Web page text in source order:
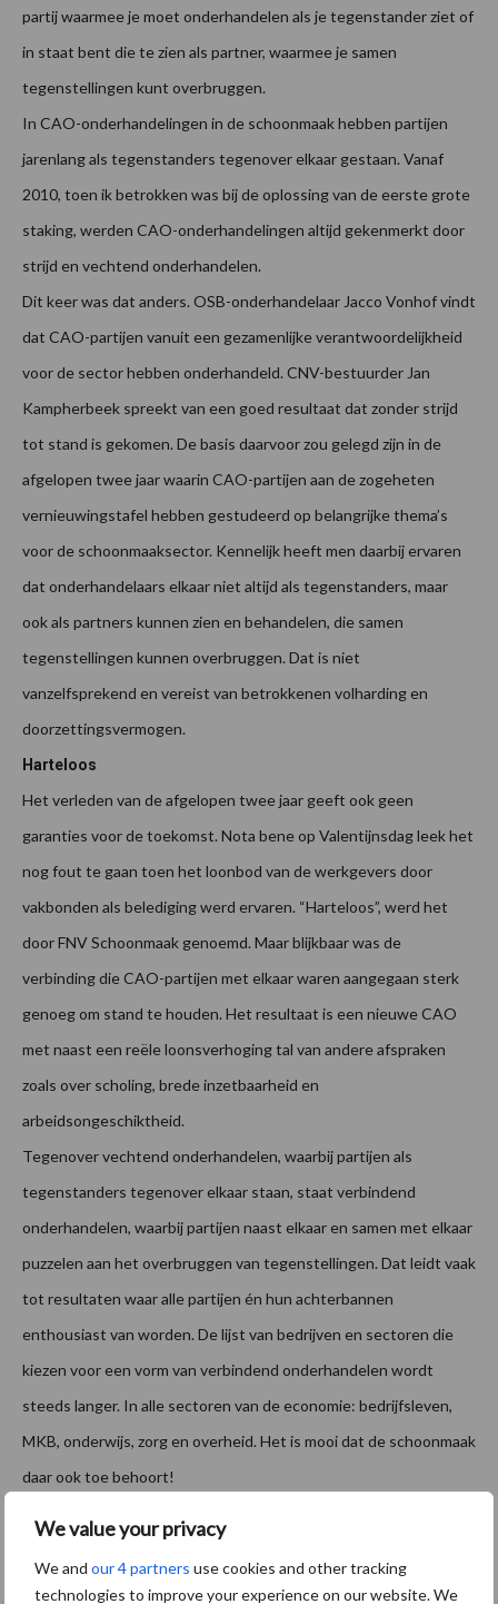
We value your privacy
We and our 4 partners use cookies and other tracking
technologies to improve your experience on our website. We
partij waarmee je moet onderhandelen als je tegenstander ziet of
in staat bent die te zien als partner, waarmee je samen
tegenstellingen kunt overbruggen.
In CAO-onderhandelingen in de schoonmaak hebben partijen
jarenlang als tegenstanders tegenover elkaar gestaan. Vanaf
2010, toen ik betrokken was bij de oplossing van de eerste grote
staking, werden CAO-onderhandelingen altijd gekenmerkt door
strijd en vechtend onderhandelen.
Dit keer was dat anders. OSB-onderhandelaar Jacco Vonhof vindt
dat CAO-partijen vanuit een gezamenlijke verantwoordelijkheid
voor de sector hebben onderhandeld. CNV-bestuurder Jan
Kampherbeek spreekt van een goed resultaat dat zonder strijd
tot stand is gekomen. De basis daarvoor zou gelegd zijn in de
afgelopen twee jaar waarin CAO-partijen aan de zogeheten
vernieuwingstafel hebben gestudeerd op belangrijke thema’s
voor de schoonmaaksector. Kennelijk heeft men daarbij ervaren
dat onderhandelaars elkaar niet altijd als tegenstanders, maar
ook als partners kunnen zien en behandelen, die samen
tegenstellingen kunnen overbruggen. Dat is niet
vanzelfsprekend en vereist van betrokkenen volharding en
doorzettingsvermogen.
Harteloos
Het verleden van de afgelopen twee jaar geeft ook geen
garanties voor de toekomst. Nota bene op Valentijnsdag leek het
nog fout te gaan toen het loonbod van de werkgevers door
vakbonden als belediging werd ervaren. “Harteloos”, werd het
door FNV Schoonmaak genoemd. Maar blijkbaar was de
verbinding die CAO-partijen met elkaar waren aangegaan sterk
genoeg om stand te houden. Het resultaat is een nieuwe CAO
met naast een reële loonsverhoging tal van andere afspraken
zoals over scholing, brede inzetbaarheid en
arbeidsongeschiktheid.
Tegenover vechtend onderhandelen, waarbij partijen als
tegenstanders tegenover elkaar staan, staat verbindend
onderhandelen, waarbij partijen naast elkaar en samen met elkaar
puzzelen aan het overbruggen van tegenstellingen. Dat leidt vaak
tot resultaten waar alle partijen én hun achterbannen
enthousiast van worden. De lijst van bedrijven en sectoren die
kiezen voor een vorm van verbindend onderhandelen wordt
steeds langer. In alle sectoren van de economie: bedrijfsleven,
MKB, onderwijs, zorg en overheid. Het is mooi dat de schoonmaak
daar ook toe behoort!